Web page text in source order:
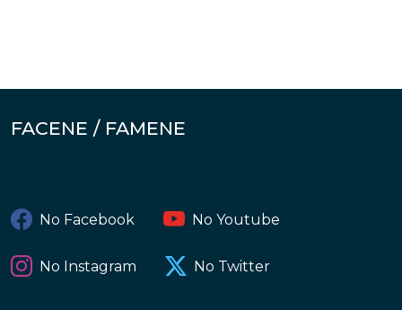
FACENE / FAMENE
No Facebook No Youtube
No Instagram No Twitter